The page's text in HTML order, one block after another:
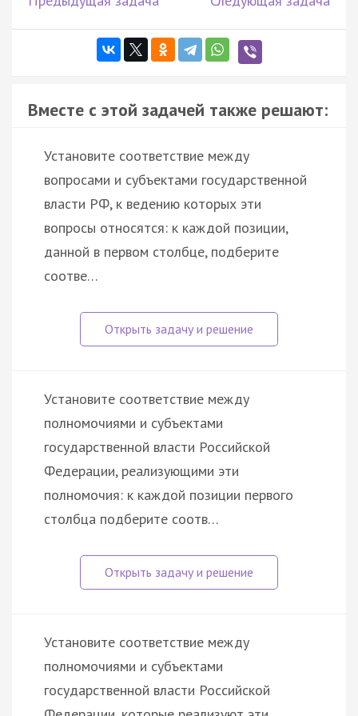
Вместе с этой задачей также решают:
Установите соответствие между
вопросами и субъектами государственной
власти РФ, к ведению которых эти
вопросы относятся: к каждой позиции,
данной в первом столбце, подберите
соотве…
Установите соответствие между
полномочиями и субъектами
государственной власти Российской
Федерации, реализующими эти
полномочия: к каждой позиции первого
столбца подберите соотв…
Установите соответствие между
полномочиями и субъектами
государственной власти Российской